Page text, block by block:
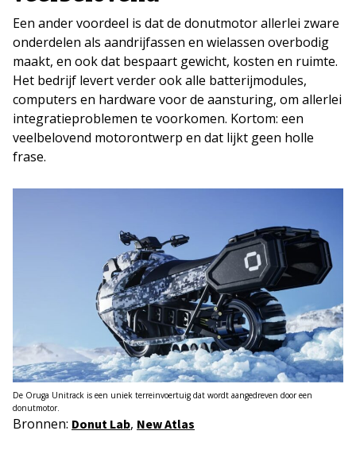
Een ander voordeel is dat de donutmotor allerlei zware
onderdelen als aandrijfassen en wielassen overbodig
maakt, en ook dat bespaart gewicht, kosten en ruimte.
Het bedrijf levert verder ook alle batterijmodules,
computers en hardware voor de aansturing, om allerlei
integratieproblemen te voorkomen. Kortom: een
veelbelovend motorontwerp en dat lijkt geen holle
frase.
De Oruga Unitrack is een uniek terreinvoertuig dat wordt aangedreven door een
donutmotor.
Bronnen: Donut Lab, New Atlas